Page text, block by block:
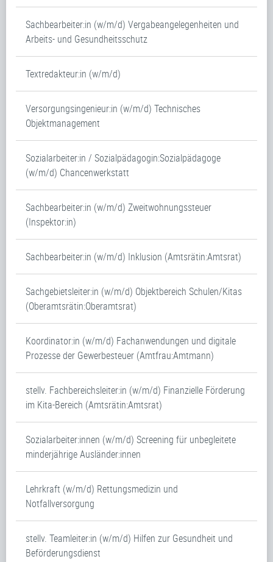
Sachbearbeiter:in (w/m/d) Vergabeangelegenheiten und
Arbeits- und Gesundheitsschutz
Textredakteur:in (w/m/d)
Versorgungsingenieur:in (w/m/d) Technisches
Objektmanagement
Sozialarbeiter:in / Sozialpädagogin:Sozialpädagoge
(w/m/d) Chancenwerkstatt
Sachbearbeiter:in (w/m/d) Zweitwohnungssteuer
(Inspektor:in)
Sachbearbeiter:in (w/m/d) Inklusion (Amtsrätin:Amtsrat)
Sachgebietsleiter:in (w/m/d) Objektbereich Schulen/Kitas
(Oberamtsrätin:Oberamtsrat)
Koordinator:in (w/m/d) Fachanwendungen und digitale
Prozesse der Gewerbesteuer (Amtfrau:Amtmann)
stellv. Fachbereichsleiter:in (w/m/d) Finanzielle Förderung
im Kita-Bereich (Amtsrätin:Amtsrat)
Sozialarbeiter:innen (w/m/d) Screening für unbegleitete
minderjährige Ausländer:innen
Lehrkraft (w/m/d) Rettungsmedizin und
Notfallversorgung
stellv. Teamleiter:in (w/m/d) Hilfen zur Gesundheit und
Beförderungsdienst